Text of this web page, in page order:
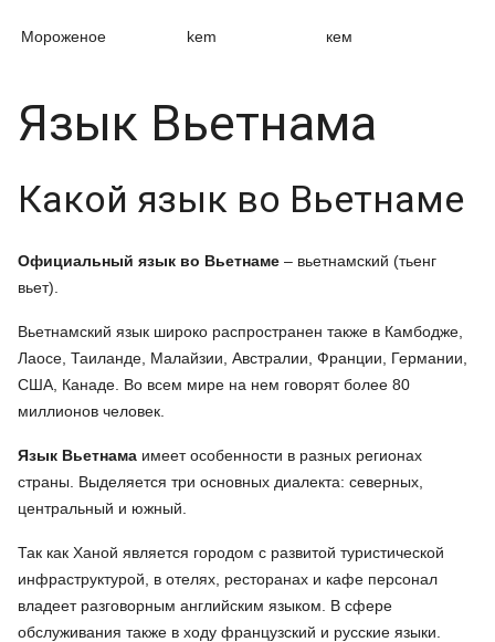
Мороженое kem кем
Язык Вьетнама
Какой язык во Вьетнаме
Официальный язык во Вьетнаме – вьетнамский (тьенг
вьет).
Вьетнамский язык широко распространен также в Камбодже,
Лаосе, Таиланде, Малайзии, Австралии, Франции, Германии,
США, Канаде. Во всем мире на нем говорят более 80
миллионов человек.
Язык Вьетнама имеет особенности в разных регионах
страны. Выделяется три основных диалекта: северных,
центральный и южный.
Так как Ханой является городом с развитой туристической
инфраструктурой, в отелях, ресторанах и кафе персонал
владеет разговорным английским языком. В сфере
обслуживания также в ходу французский и русские языки.